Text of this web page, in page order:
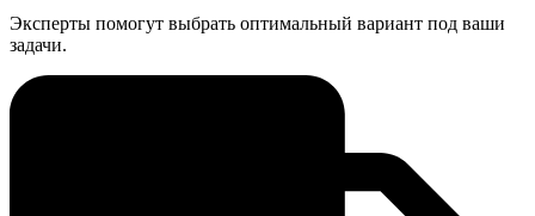
Эксперты помогут выбрать оптимальный вариант под ваши
задачи.